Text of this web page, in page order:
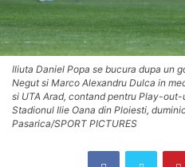
Iliuta Daniel Popa se bucura dupa un
Negut si Marco Alexandru Dulca in
si UTA Arad, contand pentru Play-
Stadionul Ilie Oana din Ploiesti,
Pasarica/SPORT PICTURES